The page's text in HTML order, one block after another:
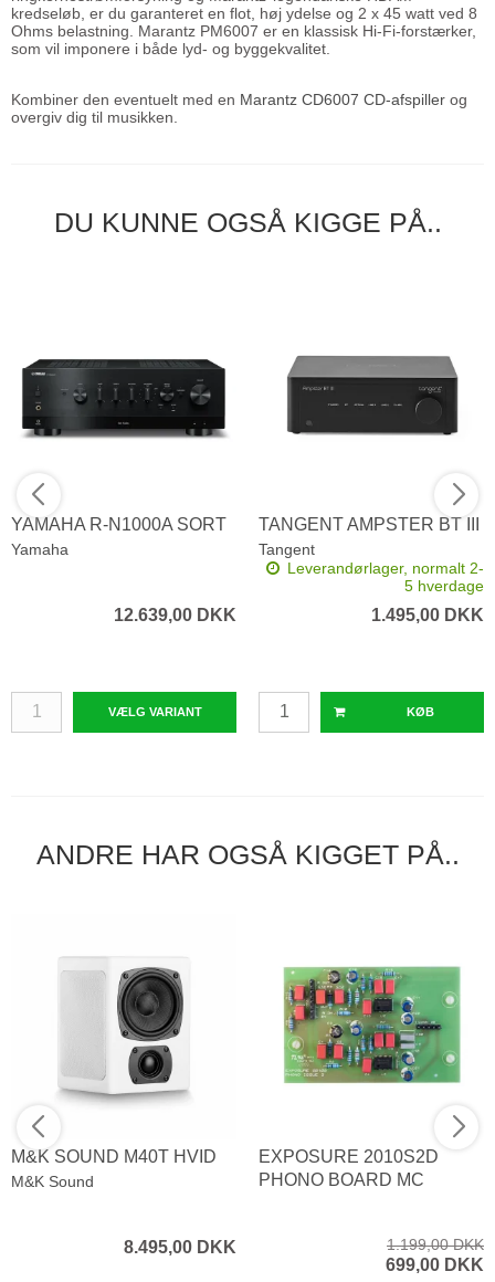
kredseløb, er du garanteret en flot, høj ydelse og 2 x 45 watt ved 8
Ohms belastning. Marantz PM6007 er en klassisk Hi-Fi-forstærker,
som vil imponere i både lyd- og byggekvalitet.
Kombiner den eventuelt med en Marantz CD6007 CD-afspiller og
overgiv dig til musikken.
DU KUNNE OGSÅ KIGGE PÅ..
YAMAHA R-N1000A SORT
Yamaha
12.639,00 DKK
VÆLG VARIANT
TANGENT AMPSTER BT III
Tangent
Leverandørlager, normalt 2-
5 hverdage
1.495,00 DKK
KØB
ANDRE HAR OGSÅ KIGGET PÅ..
M&K SOUND M40T HVID
M&K Sound
8.495,00 DKK
EXPOSURE 2010S2D
PHONO BOARD MC
1.199,00 DKK
699,00 DKK